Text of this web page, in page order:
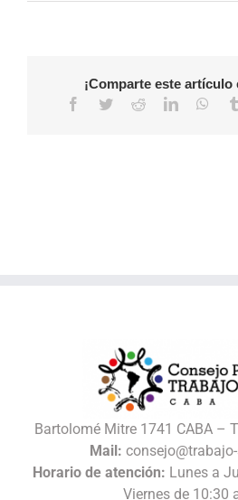
¡Comparte este artículo
Facebook
TwitterRedditLinkedIn
Bartolomé Mitre 1741 CABA –
Mail:
Horario de atención: Lunes a
Viernes de 10:30